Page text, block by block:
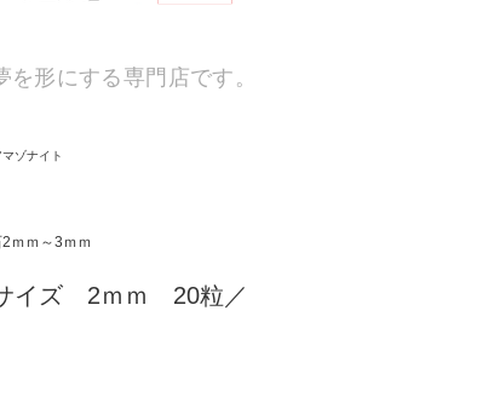
形にする専門店です。
マゾナイト
ｍｍ～3ｍｍ
イズ 2ｍｍ 20粒／